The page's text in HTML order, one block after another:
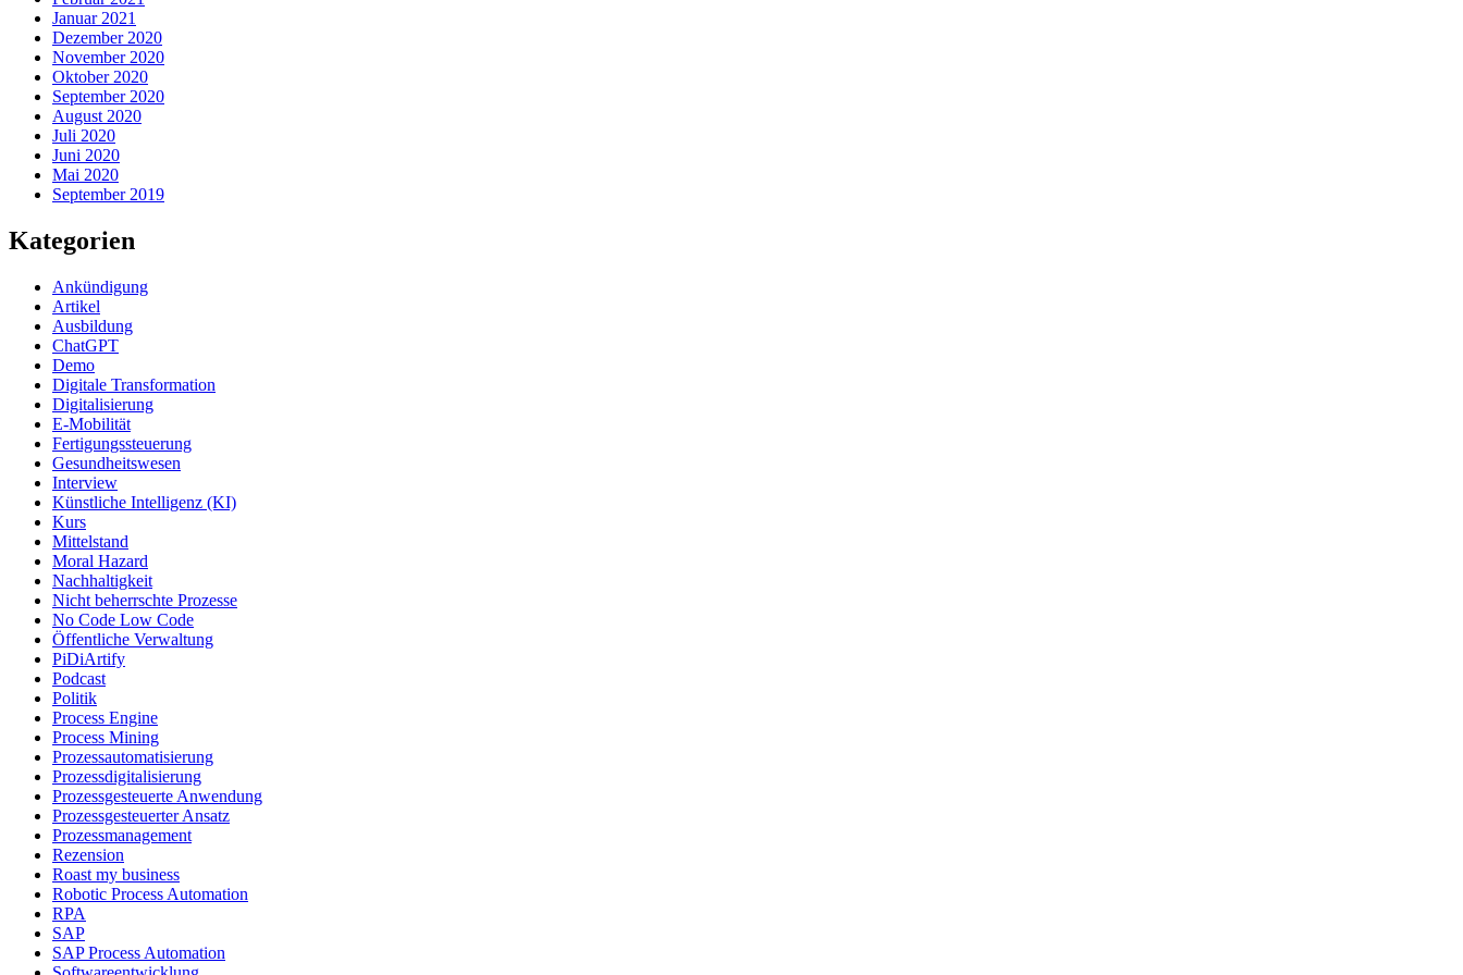
Januar 2021
Dezember 2020
November 2020
Oktober 2020
September 2020
August 2020
Juli 2020
Juni 2020
Mai 2020
September 2019
Kategorien
Ankündigung
Artikel
Ausbildung
ChatGPT
Demo
Digitale Transformation
Digitalisierung
E-Mobilität
Fertigungssteuerung
Gesundheitswesen
Interview
Künstliche Intelligenz (KI)
Kurs
Mittelstand
Moral Hazard
Nachhaltigkeit
Nicht beherrschte Prozesse
No Code Low Code
Öffentliche Verwaltung
PiDiArtify
Podcast
Politik
Process Engine
Process Mining
Prozessautomatisierung
Prozessdigitalisierung
Prozessgesteuerte Anwendung
Prozessgesteuerter Ansatz
Prozessmanagement
Rezension
Roast my business
Robotic Process Automation
RPA
SAP
SAP Process Automation